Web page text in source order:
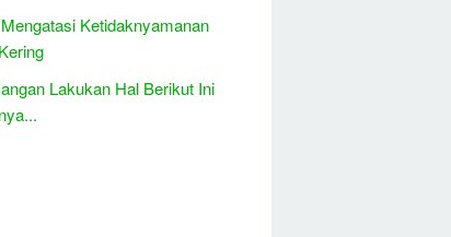
Ketidaknyamanan
Lakukan Hal Berikut Ini